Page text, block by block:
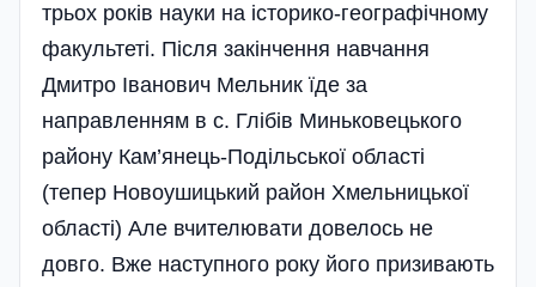
трьох років науки на історико-географічному
факультеті. Після закін­чення навчання
Дмитро Іванович Мельник їде за
направленням в с. Глібів Миньковецького
району Кам’янець-Подільської області
(тепер Новоушицький район Хмельницької
області) Але вчителювати довелось не
довго. Вже наступного року його призивають